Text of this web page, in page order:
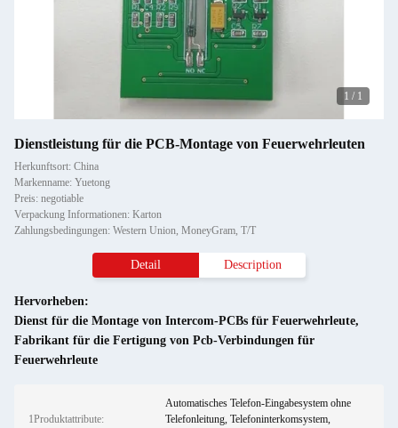
1 / 1
Dienstleistung für die PCB-Montage von Feuerwehrleuten
Herkunftsort: China
Markenname: Yuetong
Preis: negotiable
Verpackung Informationen: Karton
Zahlungsbedingungen: Western Union, MoneyGram, T/T
Detail Description
Hervorheben:
Dienst für die Montage von Intercom-PCBs für Feuerwehrleute,
Fabrikant für die Fertigung von Pcb-Verbindungen für
Feuerwehrleute
1Produktattribute:
Automatisches Telefon-Eingabesystem ohne
Telefonleitung, Telefoninterkomsystem,